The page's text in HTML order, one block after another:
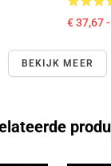
€ 37,67
BEKIJK MEER